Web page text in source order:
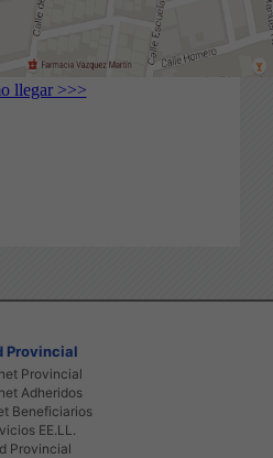
llegar >>>
Provincial
Provincial
Adheridos
Beneficiarios
EE.LL.
Provincial